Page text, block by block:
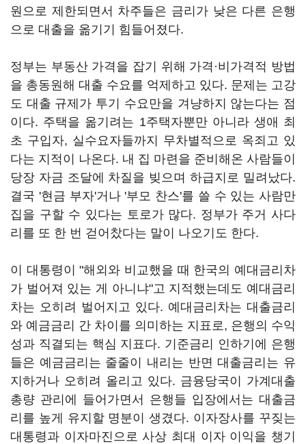
원으로 제한되면서 차주들은 금리가 낮은 다른 은행
으로 대출을 옮기기 힘들어졌다.
정부는 부동산 가격을 잡기 위해 가격·비가격적 방법
을 총동원해 대출 수요를 억제하고 있다. 문제는 고강
도 대출 규제가 투기 수요만을 겨냥하지 않는다는 점
이다. 주택을 옮기려는 1주택자뿐만 아니라 생애 최
초 구입자, 실수요자들까지 무차별적으로 옥죄고 있
다는 지적이 나온다. 내 집 마련을 준비해온 사람들이
당장 자금 조달에 차질을 빚으며 하급지로 밀려났다.
결국 '현금 부자'거나 '부모 찬스'를 쓸 수 있는 사람만
집을 구할 수 있다는 토로가 많다. 정부가 주거 사다
리를 또 한 번 걷어찼다는 말이 나오기도 한다.
이 대통령이 "해외와 비교했을 때 한국의 예대금리차
가 벌어져 있는 게 아니냐"고 지적했는데도 예대금리
차는 오히려 벌어지고 있다. 예대금리차는 대출금리
와 예금금리 간 차이를 의미하는 지표로, 은행의 수익
성과 직결되는 핵심 지표다. 기준금리 인하기에 은행
들은 예금금리는 줄줄이 내리는 반면 대출금리는 유
지하거나 오히려 올리고 있다. 금융당국이 가계대출
총량 관리에 들어가면서 은행들 입장에서는 대출금
리를 높게 유지할 명분이 생겼다. 이자장사를 꾸짖는
대통령과 이자마진으로 사상 최대 이자 이익을 챙기